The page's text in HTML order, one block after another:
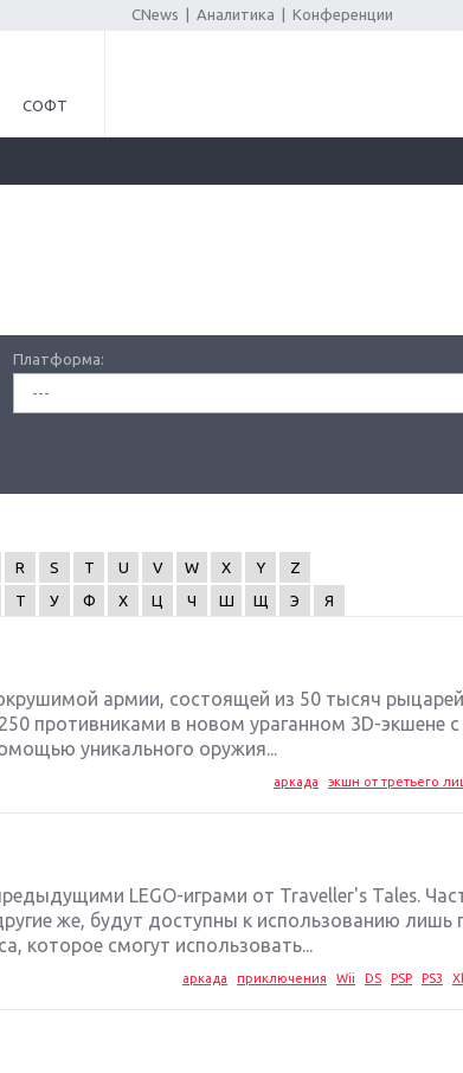
CNews Аналитика Конференции
СОФТ
Платформа:
---
R S T U V W X Y
Z
Т У Ф Х Ц Ч Ш Щ Э Я
армии, состоящей из 50 тысяч
противниками в новом ураганном 3D-экшене
уникального оружия...
аркада экшн от третьего
LEGO-играми от Traveller's Tales.
же, будут доступны к использованию лишь
которое смогут использовать...
аркада приключения Wii DS PSP PS3